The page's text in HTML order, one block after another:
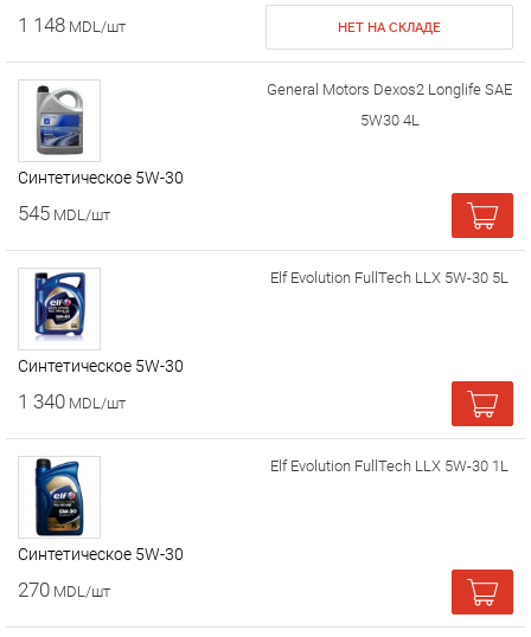
1 148 MDL/шт НЕТ НА СКЛАДЕ
General Motors Dexos2 Longlife SAE
5W30 4L
Cинтетическое 5W-30
545 MDL/шт
Elf Evolution FullTech LLX 5W-30 5L
Cинтетическое 5W-30
1 340 MDL/шт
Elf Evolution FullTech LLX 5W-30 1L
Cинтетическое 5W-30
270 MDL/шт